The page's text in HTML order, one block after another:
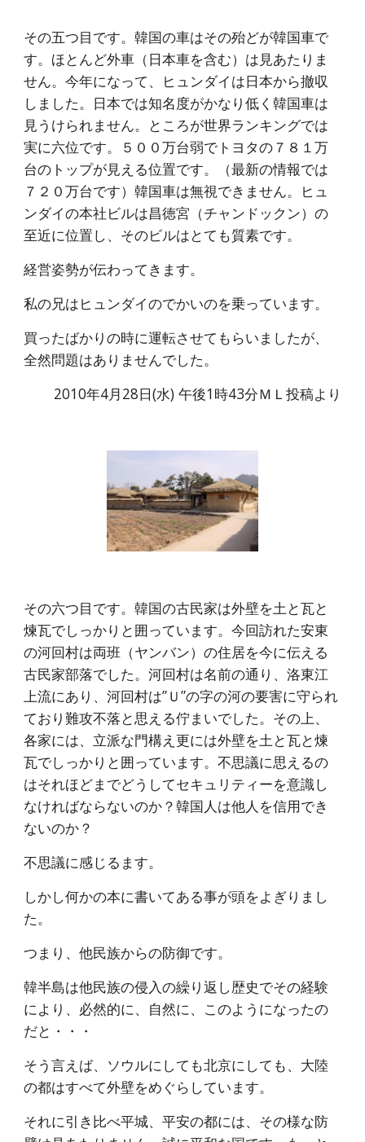
その五つ目です。韓国の車はその殆どが韓国車で
す。ほとんど外車（日本車を含む）は見あたりま
せん。今年になって、ヒュンダイは日本から撤収
しました。日本では知名度がかなり低く韓国車は
見うけられません。ところが世界ランキングでは
実に六位です。５００万台弱でトヨタの７８１万
台のトップが見える位置です。（最新の情報では
７２０万台です）韓国車は無視できません。ヒュ
ンダイの本社ビルは昌徳宮（チャンドックン）の
至近に位置し、そのビルはとても質素です。
経営姿勢が伝わってきます。
私の兄はヒュンダイのでかいのを乗っています。
買ったばかりの時に運転させてもらいましたが、
全然問題はありませんでした。
2010年4月28日(水) 午後1時43分ＭＬ投稿より
その六つ目です。韓国の古民家は外壁を土と瓦と
煉瓦でしっかりと囲っています。今回訪れた安東
の河回村は両班（ヤンバン）の住居を今に伝える
古民家部落でした。河回村は名前の通り、洛東江
上流にあり、河回村は”Ｕ”の字の河の要害に守られ
ており難攻不落と思える佇まいでした。その上、
各家には、立派な門構え更には外壁を土と瓦と煉
瓦でしっかりと囲っています。不思議に思えるの
はそれほどまでどうしてセキュリティーを意識し
なければならないのか？韓国人は他人を信用でき
ないのか？
不思議に感じるます。
しかし何かの本に書いてある事が頭をよぎりまし
た。
つまり、他民族からの防御です。
韓半島は他民族の侵入の繰り返し歴史でその経験
により、必然的に、自然に、このようになったの
だと・・・
そう言えば、ソウルにしても北京にしても、大陸
の都はすべて外壁をめぐらしています。
それに引き比べ平城、平安の都には、その様な防